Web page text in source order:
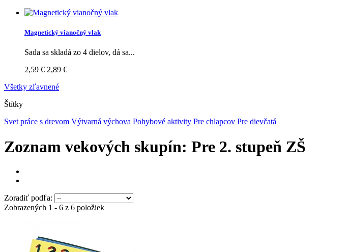
Magnetický vianočný vlak
Sada sa skladá zo 4 dielov, dá sa...
2,59 € 2,89 €
Všetky zľavnené
Štítky
Svet práce s drevom Výtvarná výchova Pohybové aktivity Pre chlapcov Pre dievčatá
Zoznam vekových skupín: Pre 2. stupeň ZŠ
Zoradiť podľa:
Zobrazených 1 - 6 z 6 položiek